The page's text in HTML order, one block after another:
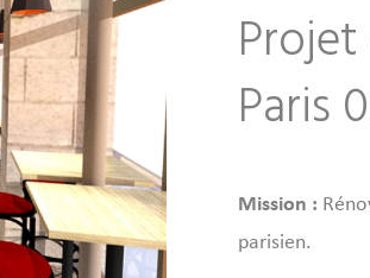
Paris
Mission :
parisien.